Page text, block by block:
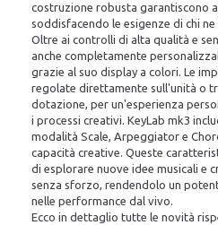
costruzione robusta garantiscono
soddisfacendo le esigenze di chi
Oltre ai controlli di alta qualità e
anche completamente
grazie al suo display a colori. Le
regolate direttamente sull'unità o
dotazione, per un'esperienza
i processi creativi. KeyLab mk3
modalità Scale, Arpeggiator e
capacità creative. Queste
di esplorare nuove idee musicali e
senza sforzo, rendendolo un
nelle performance dal vivo.
Ecco in dettaglio tutte le novità